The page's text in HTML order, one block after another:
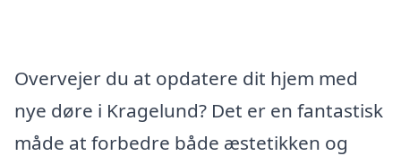
Overvejer du at opdatere dit hjem med
nye døre i Kragelund? Det er en fantastisk
måde at forbedre både æstetikken og